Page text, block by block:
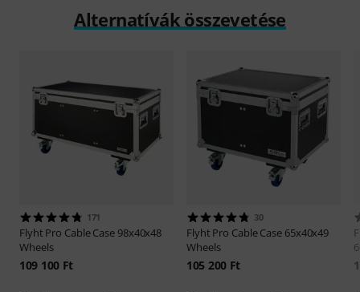
Alternatívák összevetése
171
Flyht Pro Cable Case 98x40x48
Wheels
109 100 Ft
30
Flyht Pro Cable Case 65x40x49
Wheels
105 200 Ft